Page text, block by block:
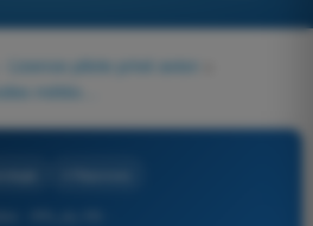
- Licence pilote privé avion